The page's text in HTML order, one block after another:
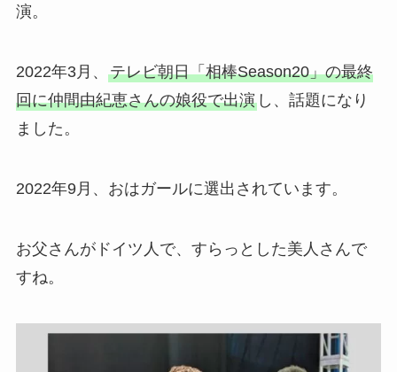
演。
2022年3月、 テレビ朝日「相棒Season20」の最終
回に仲間由紀恵さんの娘役で出演し、話題になり
ました。
2022年9月、おはガールに選出されています。
お父さんがドイツ人で、すらっとした美人さんで
すね。